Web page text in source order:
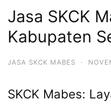
Jasa SKCK
Kabupaten
JASA SKCK MABES ·
SKCK Mabes: